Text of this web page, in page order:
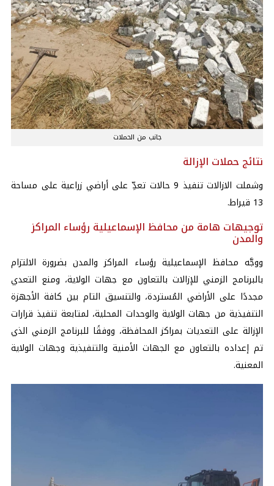
جانب من الحملات
نتائج حملات الإزالة
وشملت الازالات تنفيذ 9 حالات تعدِّ على أراضي زراعية على مساحة
13 قيراط.
توجيهات هامة من محافظ الإسماعيلية رؤساء المراكز
والمدن
ووجَّه محافظ الإسماعيلية رؤساء المراكز والمدن بضرورة الالتزام
بالبرنامج الزمني للإزالات بالتعاون مع جهات الولاية، ومنع التعدي
مجددًا على الأراضي المُستردة، والتنسيق التام بين كافة الأجهزة
التنفيذية من جهات الولاية والوحدات المحلية، لمتابعة تنفيذ قرارات
الإزالة على التعديات بمراكز المحافظة، ووفقًا للبرنامج الزمني الذي
تم إعداده بالتعاون مع الجهات الأمنية والتنفيذية وجهات الولاية
المعنية.